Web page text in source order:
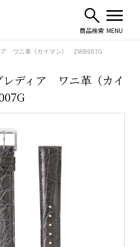
ア ワニ革（カイマン） ZWB007G
ディア ワニ革（カイ